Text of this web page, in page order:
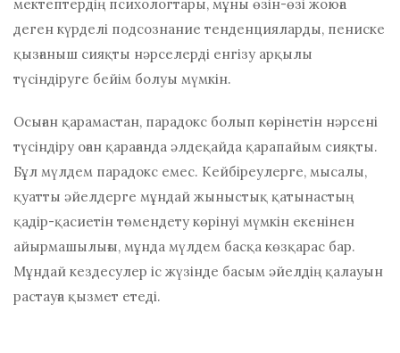
мектептердің психологтары, мұны өзін-өзі жоюға
деген күрделі подсознание тенденцияларды, пениске
қызғаныш сияқты нәрселерді енгізу арқылы
түсіндіруге бейім болуы мүмкін.
Осыған қарамастан, парадокс болып көрінетін нәрсені
түсіндіру оған қарағанда әлдеқайда қарапайым сияқты.
Бұл мүлдем парадокс емес. Кейбіреулерге, мысалы,
қуатты әйелдерге мұндай жыныстық қатынастың
қадір-қасиетін төмендету көрінуі мүмкін екенінен
айырмашылығы, мұнда мүлдем басқа көзқарас бар.
Мұндай кездесулер іс жүзінде басым әйелдің қалауын
растауға қызмет етеді.